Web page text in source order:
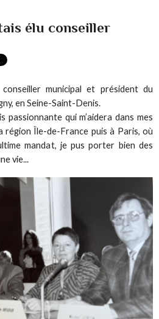
élu conseiller
municipal et président du
en Seine-Saint-Denis.
passionnante qui m’aidera dans mes
Île-de-France puis à Paris, où
mandat, je pus porter bien des
vie...